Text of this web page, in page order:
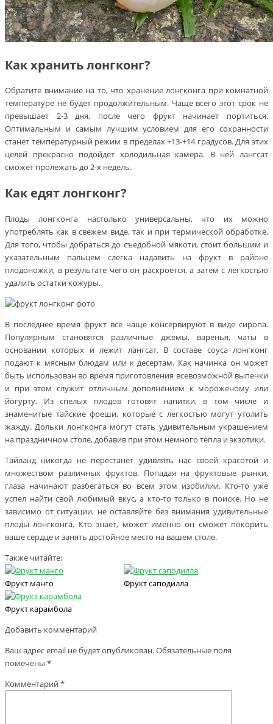
Как хранить лонгконг?
Обратите внимание на то, что хранение лонгконга при комнатной
температуре не будет продолжительным. Чаще всего этот срок не
превышает 2-3 дня, после чего фрукт начинает портиться.
Оптимальным и самым лучшим условием для его сохранности
станет температурный режим в пределах +13-+14 градусов. Для этих
целей прекрасно подойдет холодильная камера. В ней лангсат
сможет пролежать до 2-х недель.
Как едят лонгконг?
Плоды лонгконга настолько универсальны, что их можно
употреблять как в свежем виде, так и при термической обработке.
Для того, чтобы добраться до съедобной мякоти, стоит большим и
указательным пальцем слегка надавить на фрукт в районе
плодоножки, в результате чего он раскроется, а затем с легкостью
удалить остатки кожуры.
В последнее время фрукт все чаще консервируют в виде сиропа.
Популярным становятся различные джемы, варенья, чаты в
основании которых и лежит лангсат. В составе соуса лонгконг
подают к мясным блюдам или к десертам. Как начинка он может
быть использован во время приготовления всевозможной выпечки
и при этом служит отличным дополнением к мороженому или
йогурту. Из спелых плодов готовят напитки, в том числе и
знаменитые тайские фреши, которые с легкостью могут утолить
жажду. Дольки лонгконга могут стать удивительным украшением
на праздничном столе, добавив при этом немного тепла и экзотики.
Тайланд никогда не перестанет удивлять нас своей красотой и
множеством различных фруктов. Попадая на фруктовые рынки,
глаза начинают разбегаться во всем этом изобилии. Кто-то уже
успел найти свой любимый вкус, а кто-то только в поиске. Но не
зависимо от ситуации, не оставляйте без внимания удивительные
плоды лонгконга. Кто знает, может именно он сможет покорить
ваше сердце и занять достойное место на вашем столе.
Также читайте:
Фрукт манго Фрукт саподилла
Фрукт карамбола
Добавить комментарий
Ваш адрес email не будет опубликован.Обязательные поля
помечены *
Комментарий*